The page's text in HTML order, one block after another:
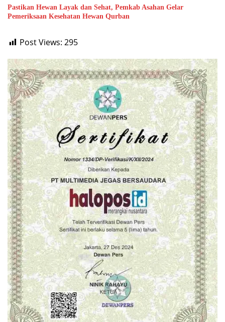
Pastikan Hewan Layak dan Sehat, Pemkab Asahan Gelar
Pemeriksaan Kesehatan Hewan Qurban
Post Views: 295